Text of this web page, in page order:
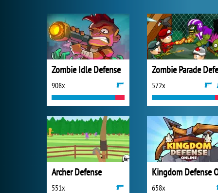
Zombie Idle Defense
908x 572x
Archer Defense
551x 658x